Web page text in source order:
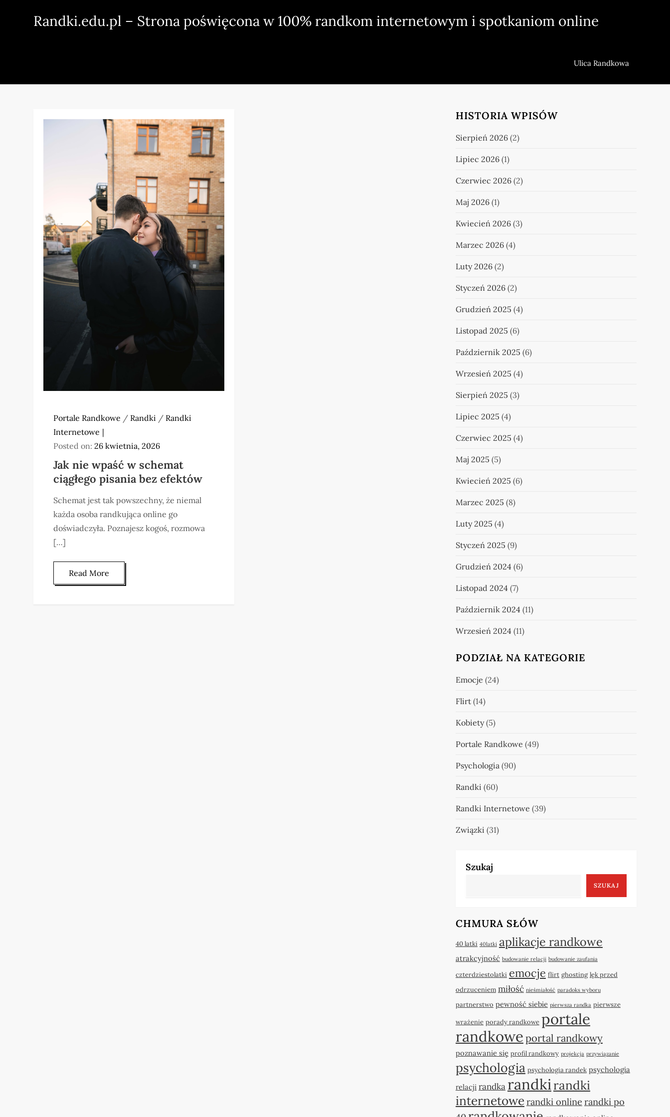
Randki.edu.pl – Strona poświęcona w 100% randkom internetowym i spotkaniom online
Ulica Randkowa
Portale Randkowe / Randki / Randki
Internetowe
Posted on:26 kwietnia, 2026
Jak nie wpaść w schemat
ciągłego pisania bez efektów
Schemat jest tak powszechny, że niemal
każda osoba randkująca online go
doświadczyła. Poznajesz kogoś, rozmowa
[…]
Read More
HISTORIA WPISÓW
Sierpień 2026(2)
Lipiec 2026(1)
Czerwiec 2026(2)
Maj 2026(1)
Kwiecień 2026(3)
Marzec 2026(4)
Luty 2026(2)
Styczeń 2026(2)
Grudzień 2025 (4)
Listopad 2025 (6)
Październik 2025 (6)
Wrzesień 2025 (4)
Sierpień 2025 (3)
Lipiec 2025 (4)
Czerwiec 2025 (4)
Maj 2025 (5)
Kwiecień 2025 (6)
Marzec 2025 (8)
Luty 2025 (4)
Styczeń 2025 (9)
Grudzień 2024(6)
Listopad 2024(7)
Październik 2024(11)
Wrzesień 2024(11)
PODZIAŁ NA KATEGORIE
Emocje (24)
Flirt(14)
Kobiety(5)
Portale Randkowe (49)
Psychologia(90)
Randki (60)
Randki Internetowe (39)
Związki (31)
Szukaj
SZUKAJ
CHMURA SŁÓW
40 latki 40latki aplikacje randkowe
atrakcyjność budowanie relacji budowanie zaufania
czterdziestolatki emocje flirt ghosting lęk przed
odrzuceniem miłość nieśmiałość paradoks wyboru
partnerstwo pewność siebie pierwsza randka pierwsze
wrażenie porady randkowe portale
randkoweportal randkowy
poznawanie się profil randkowy projekcja przywiązanie
psychologia psychologia randek psychologia
relacji randka randkirandki
internetowe randki online randki po